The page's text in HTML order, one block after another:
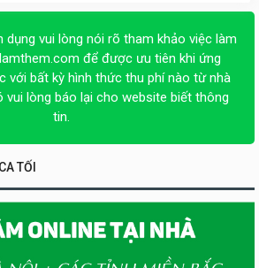
dụng vui lòng nói rõ tham khảo việc làm
để được ưu tiên khi ứng
với bất kỳ hình thức thu phí nào từ nhà
vui lòng báo lại cho website biết thông
tin.
TỐI